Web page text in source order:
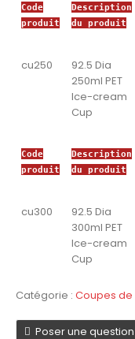
Code
produit
Description
du produit
cu250
92.5 Dia
250ml PET
Ice-cream
Cup
Code
produit
Description
du produit
cu300
92.5 Dia
300ml PET
Ice-cream
Cup
Catégorie : Coupes de
Poser une question